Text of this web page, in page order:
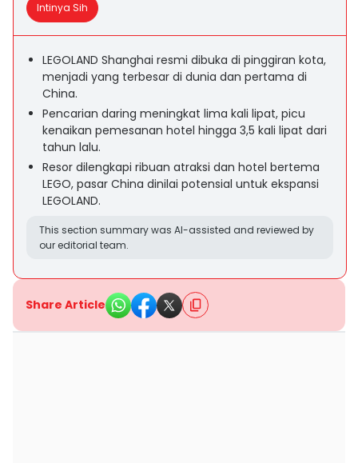
Intinya Sih
LEGOLAND Shanghai resmi dibuka di pinggiran kota,
menjadi yang terbesar di dunia dan pertama di
China.
Pencarian daring meningkat lima kali lipat, picu
kenaikan pemesanan hotel hingga 3,5 kali lipat dari
tahun lalu.
Resor dilengkapi ribuan atraksi dan hotel bertema
LEGO, pasar China dinilai potensial untuk ekspansi
LEGOLAND.
This section summary was AI-assisted and reviewed by
our editorial team.
Share Article